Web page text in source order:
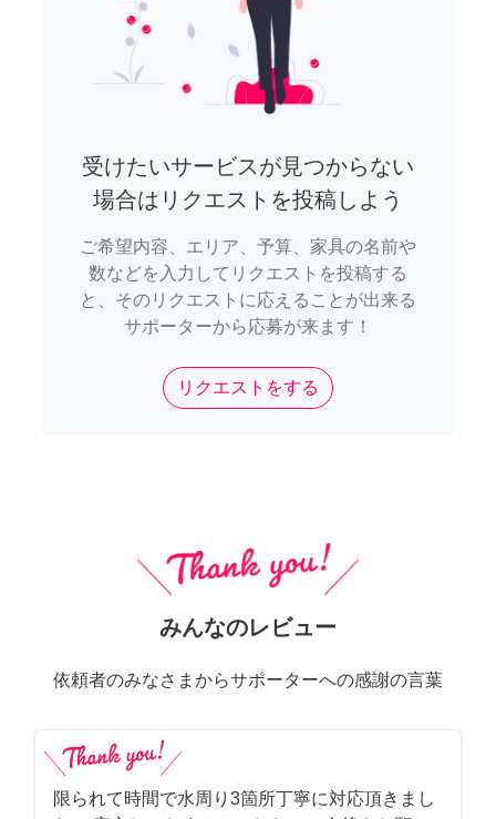
受けたいサービスが見つからない
場合はリクエストを投稿しよう
ご希望内容、エリア、予算、家具の名前や
数などを入力してリクエストを投稿する
と、そのリクエストに応えることが出来る
サポーターから応募が来ます！
リクエストをする
みんなのレビュー
依頼者のみなさまからサポーターへの感謝の言葉
限られて時間で水周り3箇所丁寧に対応頂きまし